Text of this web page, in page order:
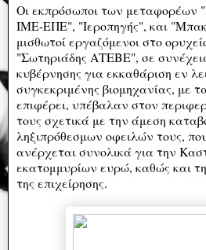
Οι εκπρόσωποι των μεταφορέων
ΙΜΕ-ΕΠΕ", "Ιεροπηγής", και
μισθωτοί εργαζόμενοι στο
"Σωτηριάδης ΑΤΕΒΕ", σε
κυβέρνησης για εκκαθάριση εν
συγκεκριμένης βιομηχανίας, με
επιφέρει, υπέβαλαν στον
τους σχετικά με την άμεση
ληξιπρόθεσμων οφειλών τους,
ανέρχεται συνολικά για την
εκατομμυρίων ευρώ, καθώς και
της επιχείρησης.